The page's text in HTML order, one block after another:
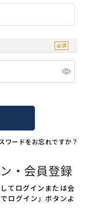
ワードをお忘れですか？
・会員登録
てログインまたは会
ログイン」ボタンよ